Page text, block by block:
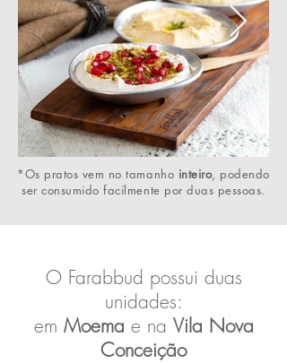
*Os pratos vem no tamanho inteiro, podendo
ser consumido facilmente por duas pessoas.
O Farabbud possui duas
unidades:
em Moema e na Vila Nova
Conceição